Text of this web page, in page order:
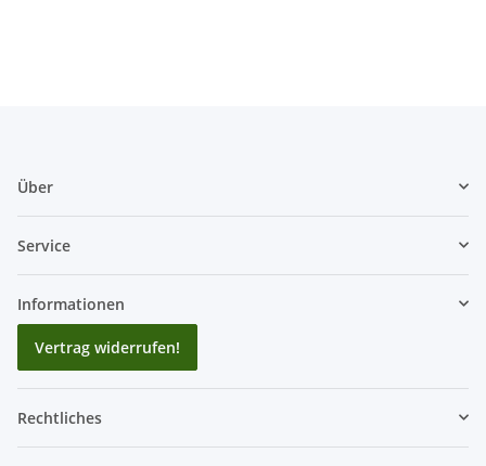
Über
Service
Informationen
Vertrag widerrufen!
Rechtliches